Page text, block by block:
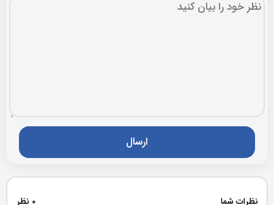
نظرات شما 0 نظر